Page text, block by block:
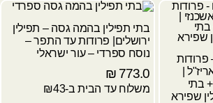
פרודות
|
בתי
שפירא
בתי תפילין בהמה גסה – תפילין
ירושלים| פרודות עד התפר –
נוסח ספרדי – עור ישראלי
773.0
₪
משלוח עד הבית ב-₪43